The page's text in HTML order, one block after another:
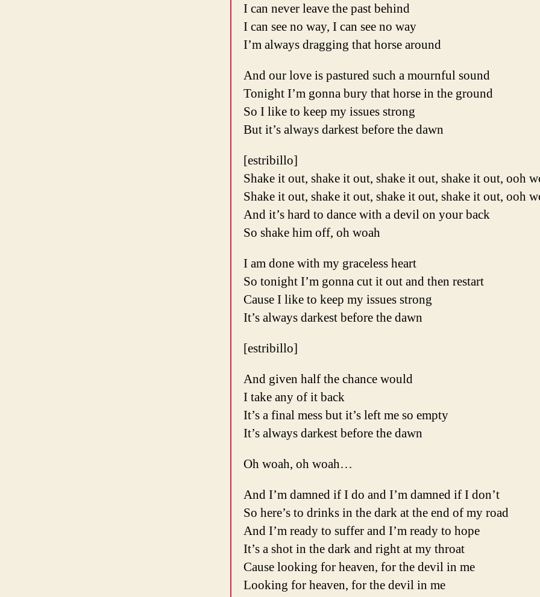
I can never leave the past behind
I can see no way, I can see no way
I’m always dragging that horse around
And our love is pastured such a mournful sound
Tonight I’m gonna bury that horse in the ground
So I like to keep my issues strong
But it’s always darkest before the dawn
[estribillo]
Shake it out, shake it out, shake it out, shake it out, ooh
Shake it out, shake it out, shake it out, shake it out, ooh
And it’s hard to dance with a devil on your back
So shake him off, oh woah
I am done with my graceless heart
So tonight I’m gonna cut it out and then restart
Cause I like to keep my issues strong
It’s always darkest before the dawn
[estribillo]
And given half the chance would
I take any of it back
It’s a final mess but it’s left me so empty
It’s always darkest before the dawn
Oh woah, oh woah…
And I’m damned if I do and I’m damned if I don’t
So here’s to drinks in the dark at the end of my road
And I’m ready to suffer and I’m ready to hope
It’s a shot in the dark and right at my throat
Cause looking for heaven, for the devil in me
Looking for heaven, for the devil in me